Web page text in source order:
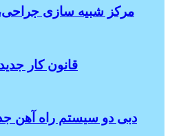
مرکز شبیه سازی
قانون کار
دبی دو سیستم راه آهن